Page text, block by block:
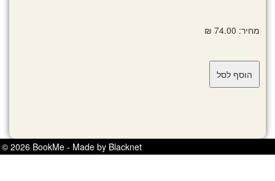
מחיר: 74.00 ₪
© 2026 BookMe - Made by Blacknet